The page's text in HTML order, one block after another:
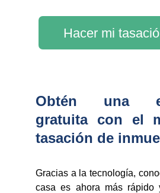
Hacer mi
Obtén una
gratuita con el
tasación de
Gracias a la tecnología,
casa es ahora más rápido